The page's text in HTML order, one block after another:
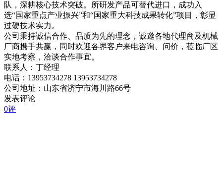
队，深耕核心技术突破。所研发产品可替代进口，成功入
选“国家重点产业振兴”和“国家重大科技成果转化”项目，彰显
过硬技术实力。
公司秉持诚信合作、品质为先的理念，诚邀各地代理商及机械
厂商携手共赢，同时欢迎各界客户来电咨询、问价，莅临厂区
实地考察，洽谈合作事宜。
联系人：丁经理
电话：13953734278 13953734278
公司地址：山东省济宁市海川路66号
发表评论
0评